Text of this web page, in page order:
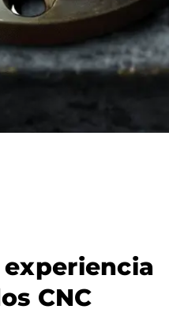
experiencia
CNC